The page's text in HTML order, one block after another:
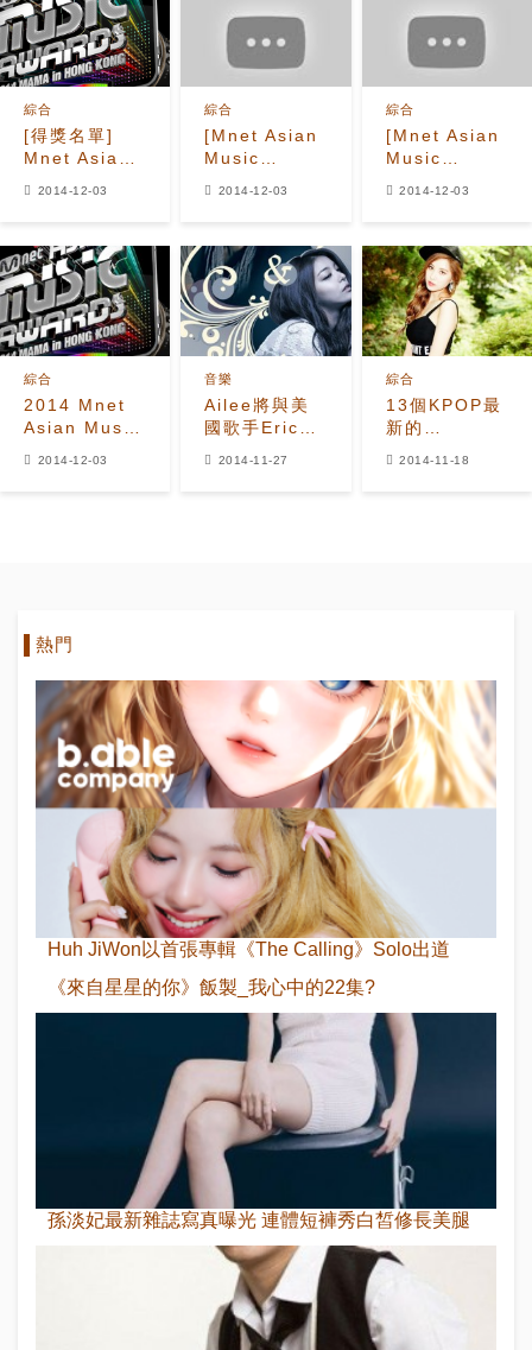
[得獎名單]
Mnet Asian
Music
綜合
2014-12-03
[Mnet Asian
Music
Awards 頒獎
- Problem
綜合
2014-12-03
[Mnet Asian
Music
Awards 頒獎
Me
綜合
2014-12-03
2014 Mnet
Asian Music
Awards 頒獎
綜合
2014-12-03
Ailee將與美
國歌手Eric
Benet舉行聯
音樂
2014-11-27
13個KPOP最
新的
Snapback
綜合
2014-11-18
熱門
Huh JiWon以首張專輯《The Calling》Solo出道
《來自星星的你》飯製_我心中的22集?
孫淡妃最新雜誌寫真曝光 連體短褲秀白皙修長美腿